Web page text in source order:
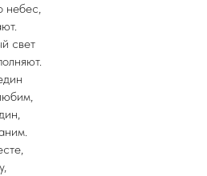
небес,
свет